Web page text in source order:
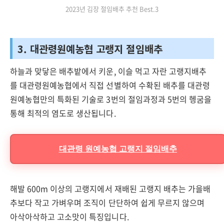
2023년 김장 절임배추 추천 Best.3
3. 대관령원예농협 고랭지 절임배추
하늘과 맞닿은 배추밭에서 키운, 이슬 먹고 자란 고랭지배추
를 대관령원예농협에서 직접 선별하여 수확된 배추를 대관령
원예농협만의 특화된 기술로 3번의 절임과정과 5번의 헹굼을
통해 최적의 염도로 생산됩니다.
대관령 원예농협 고랭지 절임배추
해발 600m 이상의 고랭지에서 재배된 고랭지 배추는 가을배
추보다 작고 가벼우며 조직이 단단하여 쉽게 무르지 않으며
아삭아삭하고 고소맛이 특징입니다.